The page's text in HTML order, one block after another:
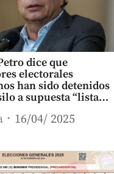
dice que
electorales
han sido detenidos
a supuesta “lista
16/04/ 2025